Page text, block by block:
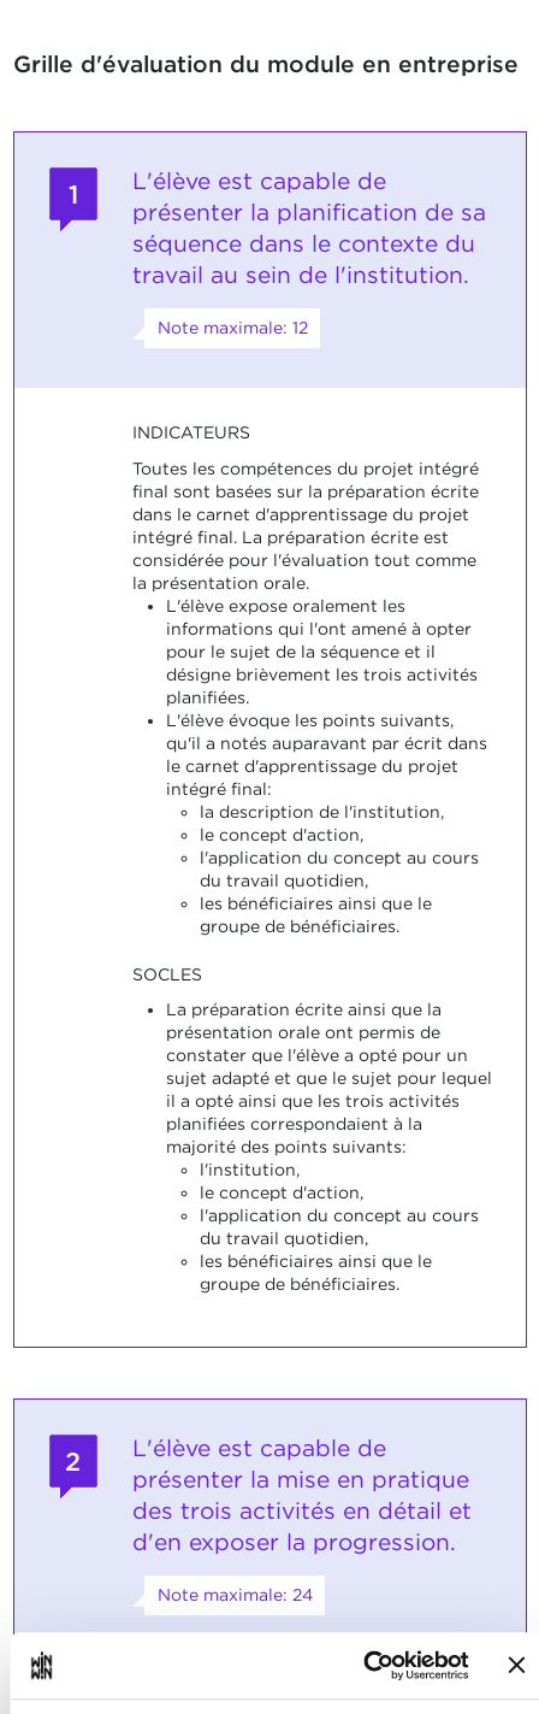
Grille d'évaluation du module en entreprise
1
L'élève est capable de
présenter la planification de sa
séquence dans le contexte du
travail au sein de l'institution.
Note maximale: 12
INDICATEURS
Toutes les compétences du projet intégré
final sont basées sur la préparation écrite
dans le carnet d'apprentissage du projet
intégré final. La préparation écrite est
considérée pour l'évaluation tout comme
la présentation orale.
L'élève expose oralement les
informations qui l'ont amené à opter
pour le sujet de la séquence et il
désigne brièvement les trois activités
planifiées.
L'élève évoque les points suivants,
qu'il a notés auparavant par écrit dans
le carnet d'apprentissage du projet
intégré final:
la description de l'institution,
le concept d'action,
l'application du concept au cours
du travail quotidien,
les bénéficiaires ainsi que le
groupe de bénéficiaires.
SOCLES
La préparation écrite ainsi que la
présentation orale ont permis de
constater que l'élève a opté pour un
sujet adapté et que le sujet pour lequel
il a opté ainsi que les trois activités
planifiées correspondaient à la
majorité des points suivants:
l'institution,
le concept d'action,
l'application du concept au cours
du travail quotidien,
les bénéficiaires ainsi que le
groupe de bénéficiaires.
2
L'élève est capable de
présenter la mise en pratique
des trois activités en détail et
d'en exposer la progression.
Note maximale: 24
INDICATEURS